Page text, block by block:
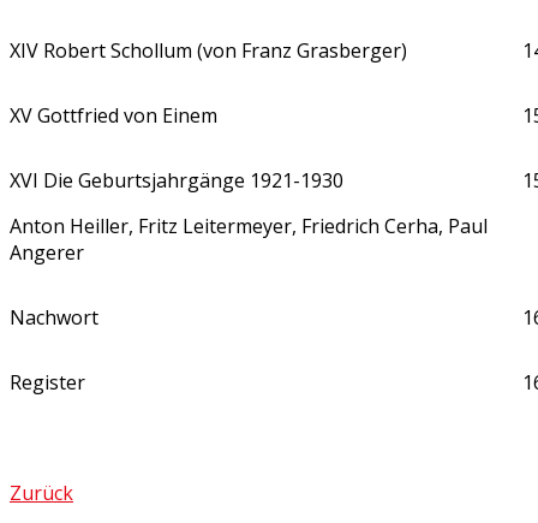
XIV Robert Schollum (von Franz Grasberger)
XV Gottfried von Einem
XVI Die Geburtsjahrgänge 1921-1930
Anton Heiller, Fritz Leitermeyer, Friedrich Cerha, Paul
Angerer
Nachwort
Register
Zurück